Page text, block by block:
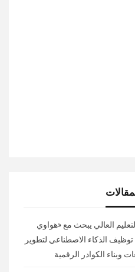
العالي يبحث مع «هواوي
الذكاء الاصطناعي لتطوير
وبناء الكوادر الرقمية